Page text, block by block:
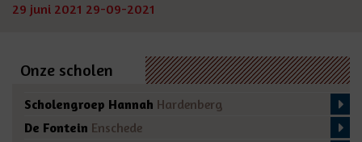
29 juni 2021 29-09-2021
Onze scholen
Scholengroep Hannah Hardenberg
De Fontein Enschede